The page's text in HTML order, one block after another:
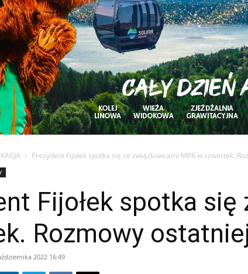
Prezydent Fijołek spotka się ze związkowcami MPK w czwartek.
Fijołek spotka
Rozmowy
2022 16:49